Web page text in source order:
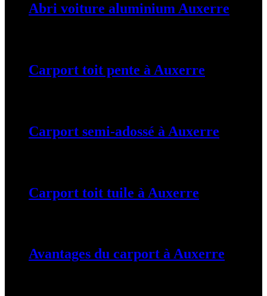
Abri voiture aluminium Auxerre
Carport toit pente à Auxerre
Carport semi-adossé à Auxerre
Carport toit tuile à Auxerre
Avantages du carport à Auxerre